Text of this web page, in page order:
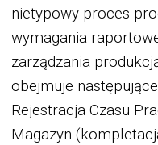
nietypowy proces
wymagania
zarządzania
obejmuje
Rejestracja Czasu
Magazyn